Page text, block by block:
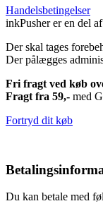
Handelsbetingelser
inkPusher er en del af
Der skal tages
Der pålægges
Fri fragt ved køb
Fragt fra 59,- med
Fortryd dit køb
Du kan betale med